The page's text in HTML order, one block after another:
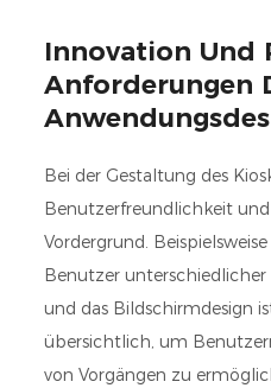
Innovation Und
Anforderungen
Bei der Gestaltung des
Benutzerfreundlichkeit
Vordergrund.
Benutzer
und das Bildschirmdesign
übersichtlich, um
von Vorgängen zu